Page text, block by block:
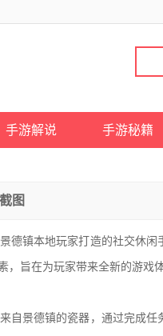
手游解说 手游秘籍
图
德镇本地玩家打造的社交休闲
，旨在为玩家带来全新的游戏体
自景德镇的瓷器，通过完成任